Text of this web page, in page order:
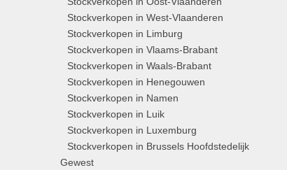
Stockverkopen in West-Vlaanderen
Stockverkopen in Limburg
Stockverkopen in Vlaams-Brabant
Stockverkopen in Waals-Brabant
Stockverkopen in Henegouwen
Stockverkopen in Namen
Stockverkopen in Luik
Stockverkopen in Luxemburg
Stockverkopen in Brussels Hoofdstedelijk
Gewest